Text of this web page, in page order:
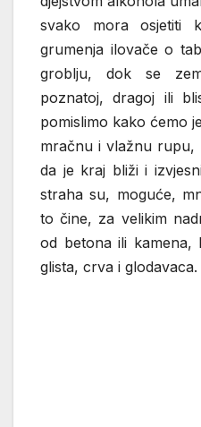
svako mora osjetiti
grumenja ilovače o
groblju, dok se
poznatoj, dragoj ili
pomislimo kako ćemo
mračnu i vlažnu rupu,
da je kraj bliži i
straha su, moguće,
to čine, za velikim
od betona ili kamena,
glista, crva i glodavaca.